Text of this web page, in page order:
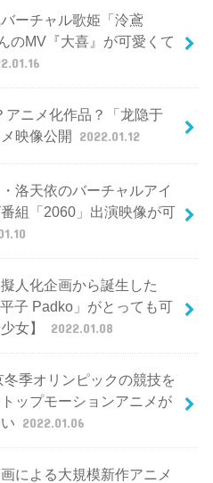
ーチャル歌姫「泠鳶
のMV『大喜』が可愛くて
アニメ化作品？「龙隐于
映像公開 2022.01.12
洛天依のバーチャルアイ
番組「2060」出演映像が可
人化企画から誕生した
子 Padko」がとっても可
女】
2022.01.08
冬季オリンピックの競技を
ップモーションアニメが
2022.01.06
による大規模新作アニメ